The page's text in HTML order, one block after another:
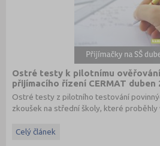
Ostré testy k pilotnímu
přijímacího řízení CERMAT duben
Ostré testy z pilotního testování
zkoušek na střední školy, které proběhly
Stáhněte si ostré i ilustrační testy
Celý článek